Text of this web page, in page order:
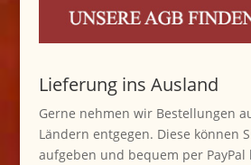
Lieferung ins Ausland
Gerne nehmen wir Bestellungen
Ländern entgegen. Diese können
aufgeben und bequem per PayPal